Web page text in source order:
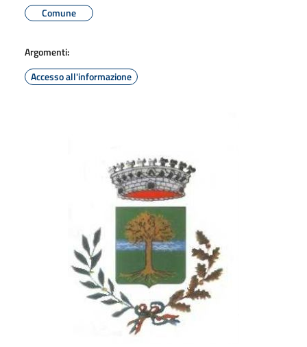
Comune
Argomenti:
Accesso all'informazione